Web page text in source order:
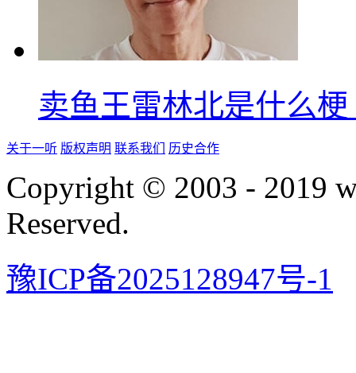
卖鱼王雷林北是什么
关于一听 版权声明 联系我们 历史合作
Copyright © 2003 - 2019
Reserved.
豫ICP备2025128947号-1